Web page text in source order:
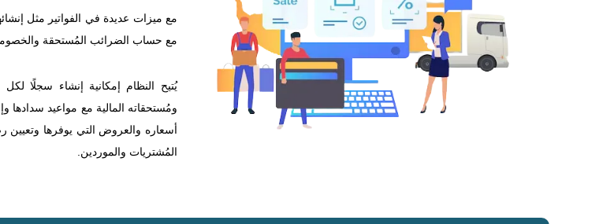
مع ميزات عديدة في الفواتير مثل
مع حساب الضرائب المُستحقة
يُتيح النظام إمكانية إنشاء سجلًا
ومُستحقاته المالية مع مواعيد سدادها
أسعاره والعروض التي يوفرها وتعيين
المُشتريات والموردين.